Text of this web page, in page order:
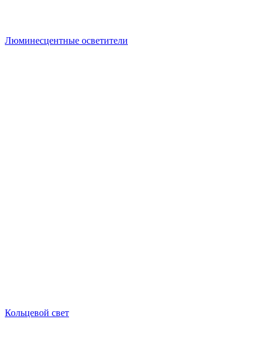
Люминесцентные осветители
Кольцевой свет